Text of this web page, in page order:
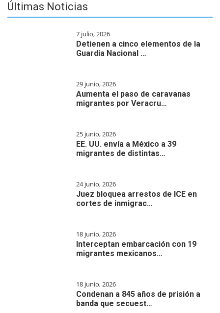
Últimas Noticias
7 julio, 2026
Detienen a cinco elementos de la
Guardia Nacional …
29 junio, 2026
Aumenta el paso de caravanas
migrantes por Veracru…
25 junio, 2026
EE. UU. envía a México a 39
migrantes de distintas…
24 junio, 2026
Juez bloquea arrestos de ICE en
cortes de inmigrac…
18 junio, 2026
Interceptan embarcación con 19
migrantes mexicanos…
18 junio, 2026
Condenan a 845 años de prisión a
banda que secuest…